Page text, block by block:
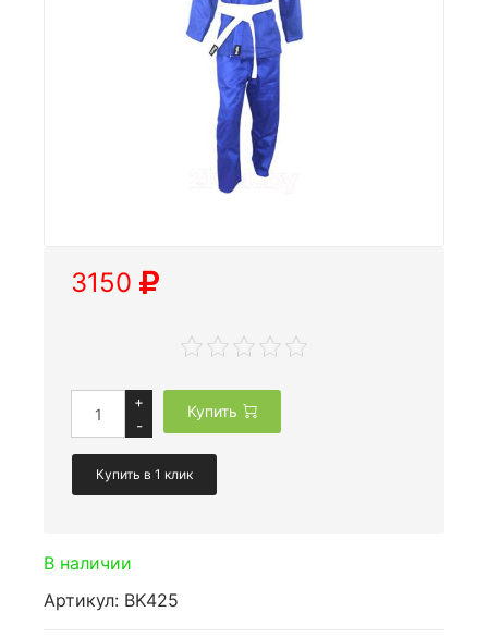
3150
+
-
Купить
Купить в 1 клик
В наличии
Артикул: BK425